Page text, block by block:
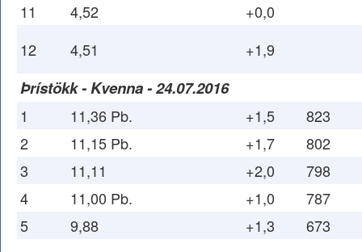
11
4,52
+0,0
12
4,51 +1,9
Þrístökk - Kvenna - 24.07.2016
1 11,36 Pb. +1,5
823
2
11,15 Pb. +1,7
802
3
11,11 +2,0
798
4
11,00 Pb. +1,0
787
5
9,88 +1,3
673